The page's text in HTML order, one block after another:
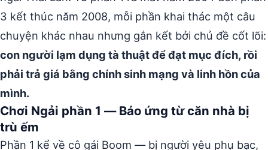
3 kết thúc năm 2008, mỗi phần khai thác một câu
chuyện khác nhau nhưng gắn kết bởi chủ đề cốt lõi:
con người lạm dụng tà thuật để đạt mục đích, rồi
phải trả giá bằng chính sinh mạng và linh hồn của
mình.
Chơi Ngải phần 1 — Báo ứng từ căn nhà bị
trù ếm
Phần 1 kể về cô gái Boom — bị người yêu phụ bạc,